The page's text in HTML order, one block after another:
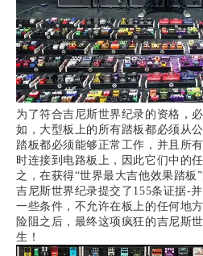
为了符合吉尼斯世界纪录的资格，
如，大型板上的所有踏板都必须从
踏板都必须能够正常工作，并且所
时连接到电路板上，因此它们中的
之，在获得“世界最大吉他效果踏板
吉尼斯世界纪录提交了155条证据-
一些条件，不允许在板上的任何地方
险阻之后，最终这项疯狂的吉尼斯
生！